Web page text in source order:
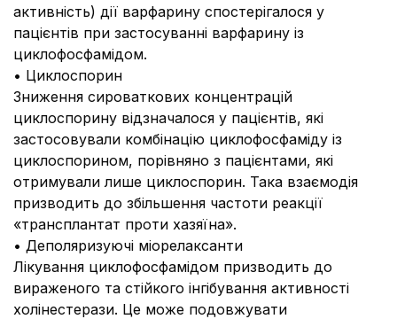
активність) дії варфарину спостерігалося у
пацієнтів при застосуванні варфарину із
циклофосфамідом.
• Циклоспорин
Зниження сироваткових концентрацій
циклоспорину відзначалося у пацієнтів, які
застосовували комбінацію циклофосфаміду із
циклоспорином, порівняно з пацієнтами, які
отримували лише циклоспорин. Така взаємодія
призводить до збільшення частоти реакції
«трансплантат проти хазяїна».
• Деполяризуючі міорелаксанти
Лікування циклофосфамідом призводить до
вираженого та стійкого інгібування активності
холінестерази. Це може подовжувати